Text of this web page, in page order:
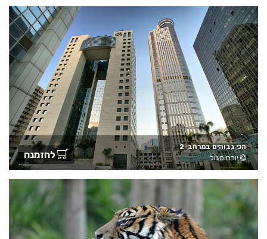
הכי גבוהים במרחב-2
יורם סגול
להזמנה